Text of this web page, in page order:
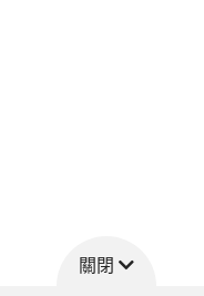
關閉